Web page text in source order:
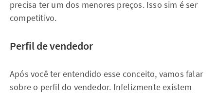
precisa ter um dos menores preços. Isso sim é ser
competitivo.
Perfil de vendedor
Após você ter entendido esse conceito, vamos falar
sobre o perfil do vendedor. Infelizmente existem